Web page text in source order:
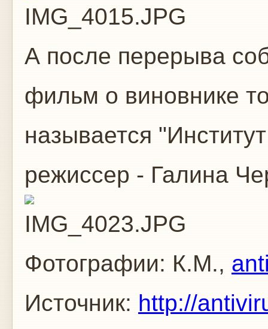
А после перерыва
фильм о виновнике
называется
режиссер - Галина
Фотографии: К.М.,
Источник: http://